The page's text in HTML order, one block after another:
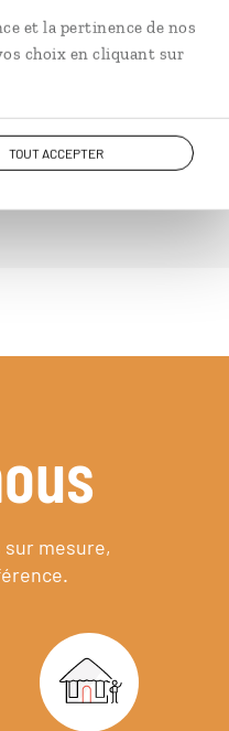
et la pertinence de nos
choix en cliquant sur
TOUT ACCEPTER
/ 18 nuits
de 9350€
sur mesure,